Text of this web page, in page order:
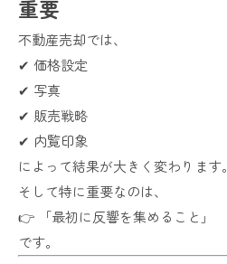
重要
不動産売却では、
✔ 価格設定
✔ 写真
✔ 販売戦略
✔ 内覧印象
によって結果が大きく変わります。
そして特に重要なのは、
👉 「最初に反響を集めること」
です。